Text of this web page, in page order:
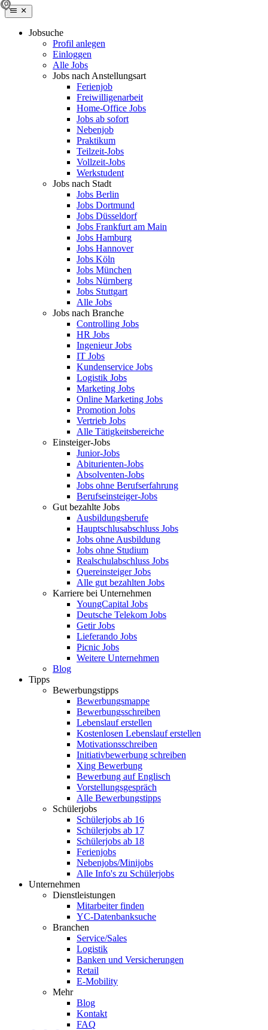
Jobsuche
Profil anlegen
Einloggen
Alle Jobs
Jobs nach Anstellungsart
Ferienjob
Freiwilligenarbeit
Home-Office Jobs
Jobs ab sofort
Nebenjob
Praktikum
Teilzeit-Jobs
Vollzeit-Jobs
Werkstudent
Jobs nach Stadt
Jobs Berlin
Jobs Dortmund
Jobs Düsseldorf
Jobs Frankfurt am Main
Jobs Hamburg
Jobs Hannover
Jobs Köln
Jobs München
Jobs Nürnberg
Jobs Stuttgart
Alle Jobs
Jobs nach Branche
Controlling Jobs
HR Jobs
Ingenieur Jobs
IT Jobs
Kundenservice Jobs
Logistik Jobs
Marketing Jobs
Online Marketing Jobs
Promotion Jobs
Vertrieb Jobs
Alle Tätigkeitsbereiche
Einsteiger-Jobs
Junior-Jobs
Abiturienten-Jobs
Absolventen-Jobs
Jobs ohne Berufserfahrung
Berufseinsteiger-Jobs
Gut bezahlte Jobs
Ausbildungsberufe
Hauptschlusabschluss Jobs
Jobs ohne Ausbildung
Jobs ohne Studium
Realschulabschluss Jobs
Quereinsteiger Jobs
Alle gut bezahlten Jobs
Karriere bei Unternehmen
YoungCapital Jobs
Deutsche Telekom Jobs
Getir Jobs
Lieferando Jobs
Picnic Jobs
Weitere Unternehmen
Blog
Tipps
Bewerbungstipps
Bewerbungsmappe
Bewerbungsschreiben
Lebenslauf erstellen
Kostenlosen Lebenslauf erstellen
Motivationsschreiben
Initiativbewerbung schreiben
Xing Bewerbung
Bewerbung auf Englisch
Vorstellungsgespräch
Alle Bewerbungstipps
Schülerjobs
Schülerjobs ab 16
Schülerjobs ab 17
Schülerjobs ab 18
Ferienjobs
Nebenjobs/Minijobs
Alle Info's zu Schülerjobs
Unternehmen
Dienstleistungen
Mitarbeiter finden
YC-Datenbanksuche
Branchen
Service/Sales
Logistik
Banken und Versicherungen
Retail
E-Mobility
Mehr
Blog
Kontakt
FAQ